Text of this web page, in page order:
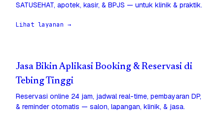
SATUSEHAT, apotek, kasir, & BPJS — untuk klinik & praktik.
Lihat layanan →
Jasa Bikin Aplikasi Booking & Reservasi di
Tebing Tinggi
Reservasi online 24 jam, jadwal real-time, pembayaran DP,
& reminder otomatis — salon, lapangan, klinik, & jasa.